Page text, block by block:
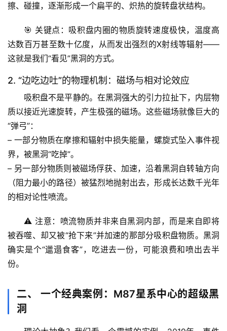
首
页
专
题
列
擦、碰撞，逐渐形成一个扁平的、炽热的旋转盘状结构。
🎯 关键点 ：吸积盘内圈的物质旋转速度极快，温度高
达数百万甚至数十亿度，从而发出强烈的X射线等辐射——
这就是我们“看见”黑洞的方式。
2. “边吃边吐”的物理机制：磁场与相对论效应
吸积盘不是平静的。在黑洞强大的引力拉扯下，内层物
质以接近光速旋转，产生极强的磁场。这些磁场就像巨大的
“弹弓”：
– 一部分物质在摩擦和辐射中损失能量，螺旋式坠入事件视
界，被黑洞“吃掉”。
– 另一部分物质则被磁场俘获、加速，沿着黑洞自转轴方向
（阻力最小的路径）被猛烈地抛射出去，形成长达数千光年
的相对论性喷流。
⚠️ 注意：喷流物质并非来自黑洞内部，而是来自即将
被吞噬、却又被“抢下来”并加速的那部分吸积盘物质。黑洞
确实是个“邋遢食客”，吃进去一份，可能浪费和喷出去半
份。
二、 一个经典案例：M87星系中心的超级黑
洞